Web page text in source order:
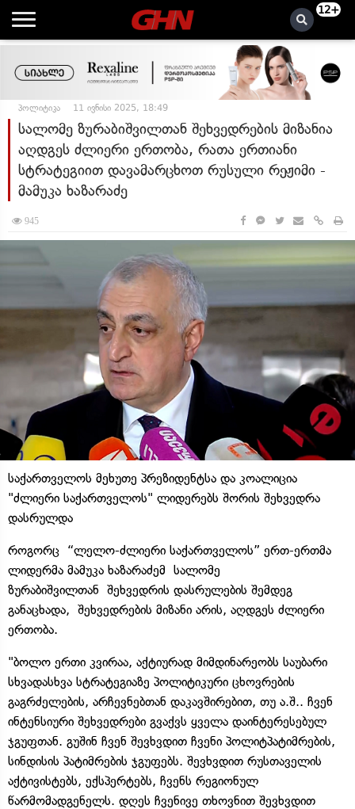
12+
პოლიტიკა 11 ივნისი 2025, 18:49
სალომე ზურაბიშვილთან შეხვედრების მიზანია
აღდგეს ძლიერი ერთობა, რათა ერთიანი
სტრატეგიით დავამარცხოთ რუსული რეჟიმი -
მამუკა ხაზარაძე
945
საქართველოს მეხუთე პრეზიდენტსა და კოალიცია
"ძლიერი საქართველოს" ლიდერებს შორის შეხვედრა
დასრულდა
როგორც “ლელო-ძლიერი საქართველოს” ერთ-ერთმა
ლიდერმა მამუკა ხაზარაძემ სალომე
ზურაბიშვილთან შეხვედრის დასრულების შემდეგ
განაცხადა, შეხვედრების მიზანი არის, აღდგეს ძლიერი
ერთობა.
"ბოლო ერთი კვირაა, აქტიურად მიმდინარეობს საუბარი
სხვადასხვა სტრატეგიაზე პოლიტიკური ცხოვრების
გაგრძელების, არჩევნებთან დაკავშირებით, თუ ა.შ.. ჩვენ
ინტენსიური შეხვედრები გვაქვს ყველა დაინტერესებულ
ჯგუფთან. გუშინ ჩვენ შევხვდით ჩვენი პოლიტპატიმრების,
სინდისის პატიმრების ჯგუფებს. შევხვდით რუსთაველის
აქტივისტებს, ექსპერტებს, ჩვენს რეგიონულ
წარმომადგენელს. დღეს ჩვენივე თხოვნით შევხვდით